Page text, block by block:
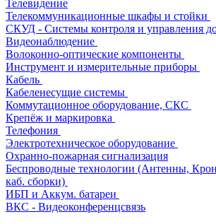
Телевидение
Телекоммуникационные шкафы и стойки
СКУД - Системы контроля и управления
Видеонаблюдение
Волоконно-оптические компоненты
Инструмент и измерительные приборы
Кабель
Кабеленесущие системы
Коммутационное оборудование, СКС
Крепёж и маркировка
Телефония
Электротехническое оборудование
Охранно-пожарная сигнализация
Беспроводные технологии (Антенны,
каб. сборки)
ИБП и Аккум. батареи
ВКС - Видеоконференцсвязь